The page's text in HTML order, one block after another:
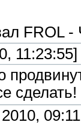
FROL-
11:23:55]
сделать!